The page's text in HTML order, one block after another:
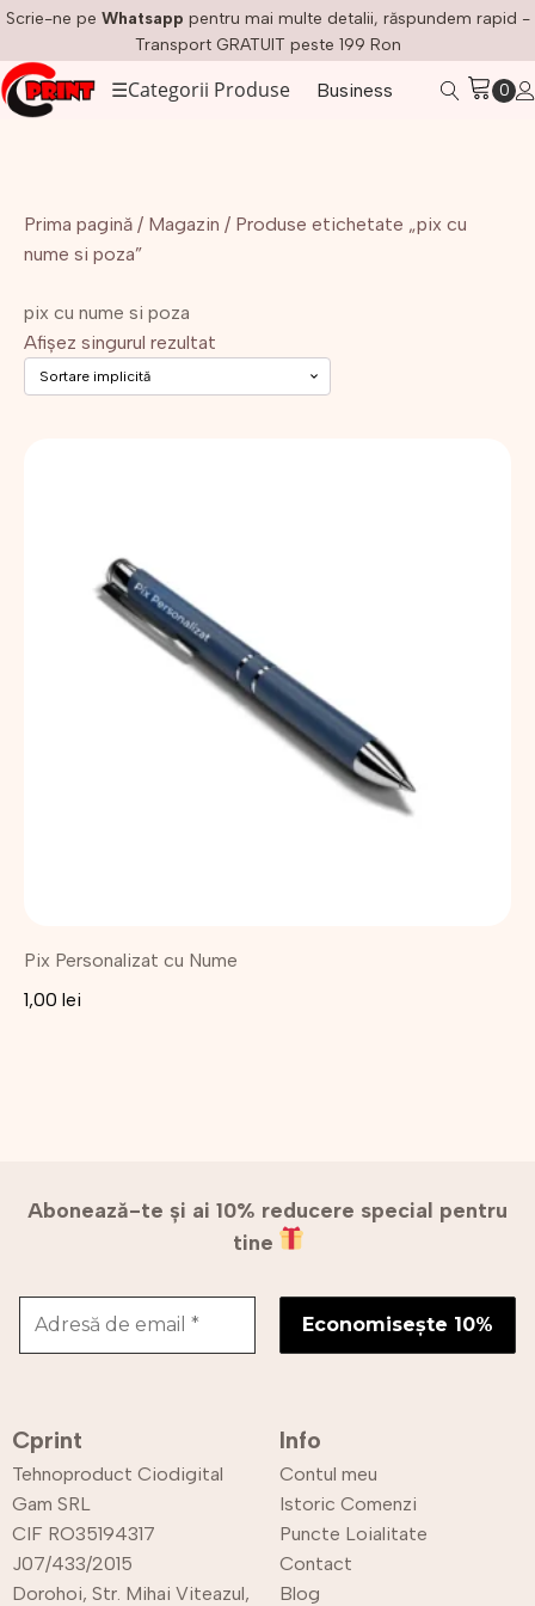
Scrie-ne pe Whatsapp pentru mai multe detalii, răspundem rapid -
Transport GRATUIT peste 199 Ron
☰Categorii Produse Business
Prima pagină / Magazin / Produse etichetate „pix cu
nume si poza”
pix cu nume si poza
Afișez singurul rezultat
Pix Personalizat cu Nume
1,00 lei
Abonează-te și ai 10% reducere special pentru
tine
Cprint
Tehnoproduct Ciodigital
Gam SRL
CIF RO35194317
J07/433/2015
Dorohoi, Str. Mihai Viteazul,
Info
Contul meu
Istoric Comenzi
Puncte Loialitate
Contact
Blog